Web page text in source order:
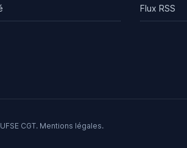
Flux RSS
CGT. Mentions légales.